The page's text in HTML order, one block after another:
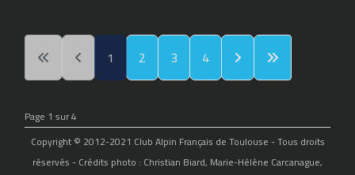
1 2 3 4
Page 1 sur 4
Copyright © 2012-2021 Club Alpin Français de Toulouse - Tous droits
réservés - Crédits photo : Christian Biard, Marie-Hélène Carcanague,